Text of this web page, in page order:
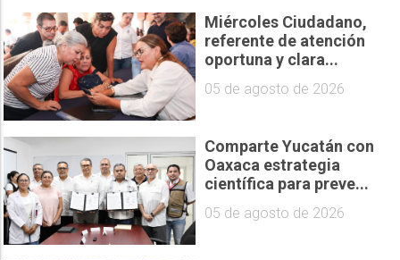
Miércoles Ciudadano,
referente de atención
oportuna y clara...
05 de agosto de 2026
Comparte Yucatán con
Oaxaca estrategia
científica para preve...
05 de agosto de 2026